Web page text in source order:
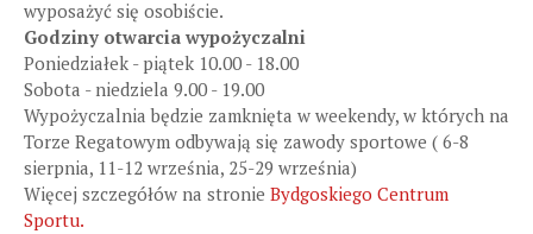
wyposażyć się osobiście.
Godziny otwarcia wypożyczalni
Poniedziałek - piątek 10.00 - 18.00
Sobota - niedziela 9.00 - 19.00
Wypożyczalnia będzie zamknięta w weekendy, w których na
Torze Regatowym odbywają się zawody sportowe ( 6-8
sierpnia, 11-12 września, 25-29 września)
Więcej szczegółów na stronie Bydgoskiego Centrum
Sportu.